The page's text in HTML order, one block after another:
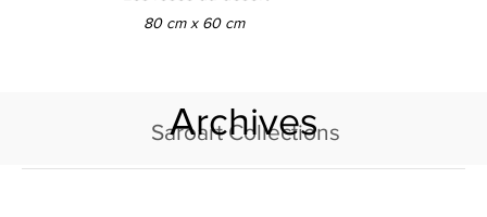
80 cm x 60 cm
Saroart Collections
Archives